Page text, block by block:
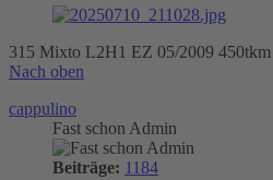
315 Mixto L2H1 EZ 05/2009 450tkm
Nach oben
cappulino
Fast schon Admin
Beiträge: 1184